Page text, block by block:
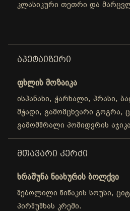
კლასიკური თეთრი და
ᲐᲞᲔᲢᲐᲘᲖᲔᲠᲘ
ფხლის მოზაიკა
ისპანახი, ჭარხალი, პრასი,
მჭადი, გამომცხვარი გოგრა,
გამომშრალი პომიდვრის
ᲛᲗᲐᲕᲐᲠᲘ ᲙᲔᲠᲫᲘ
ხრაშუნა ნიახურის ბოლქვი
შებოლილი წიწაკის სოუსი,
პირშუშხას კრემი.